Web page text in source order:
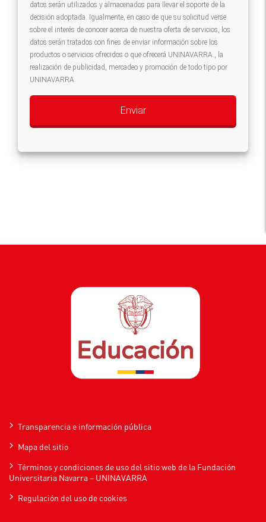
datos serán utilizados y almacenados para llevar el soporte de la
decisión adoptada. Igualmente, en caso de que su solicitud verse
sobre el interés de conocer acerca de nuestra oferta de servicios, los
datos serán tratados con fines de enviar información sobre los
productos o servicios ofrecidos o que ofrecerá UNINAVARRA., la
realización de publicidad, mercadeo y promoción de todo tipo por
UNINAVARRA.
Transparencia e información pública
Mapa del sitio
Términos y condiciones de uso del sitio web de la Fundación
Universitaria Navarra – UNINAVARRA
Regulación del uso de cookies